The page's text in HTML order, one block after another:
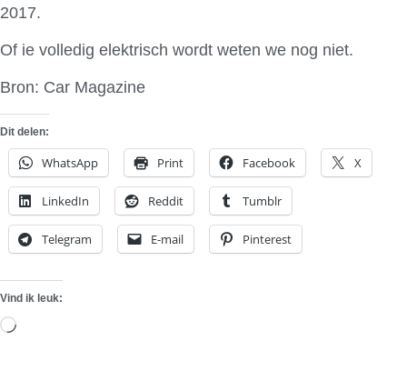
2017.
Of ie volledig elektrisch wordt weten we nog niet.
Bron: Car Magazine
Dit delen:
WhatsApp Print Facebook X
LinkedIn Reddit Tumblr
Telegram E-mail Pinterest
Vind ik leuk:
Aan